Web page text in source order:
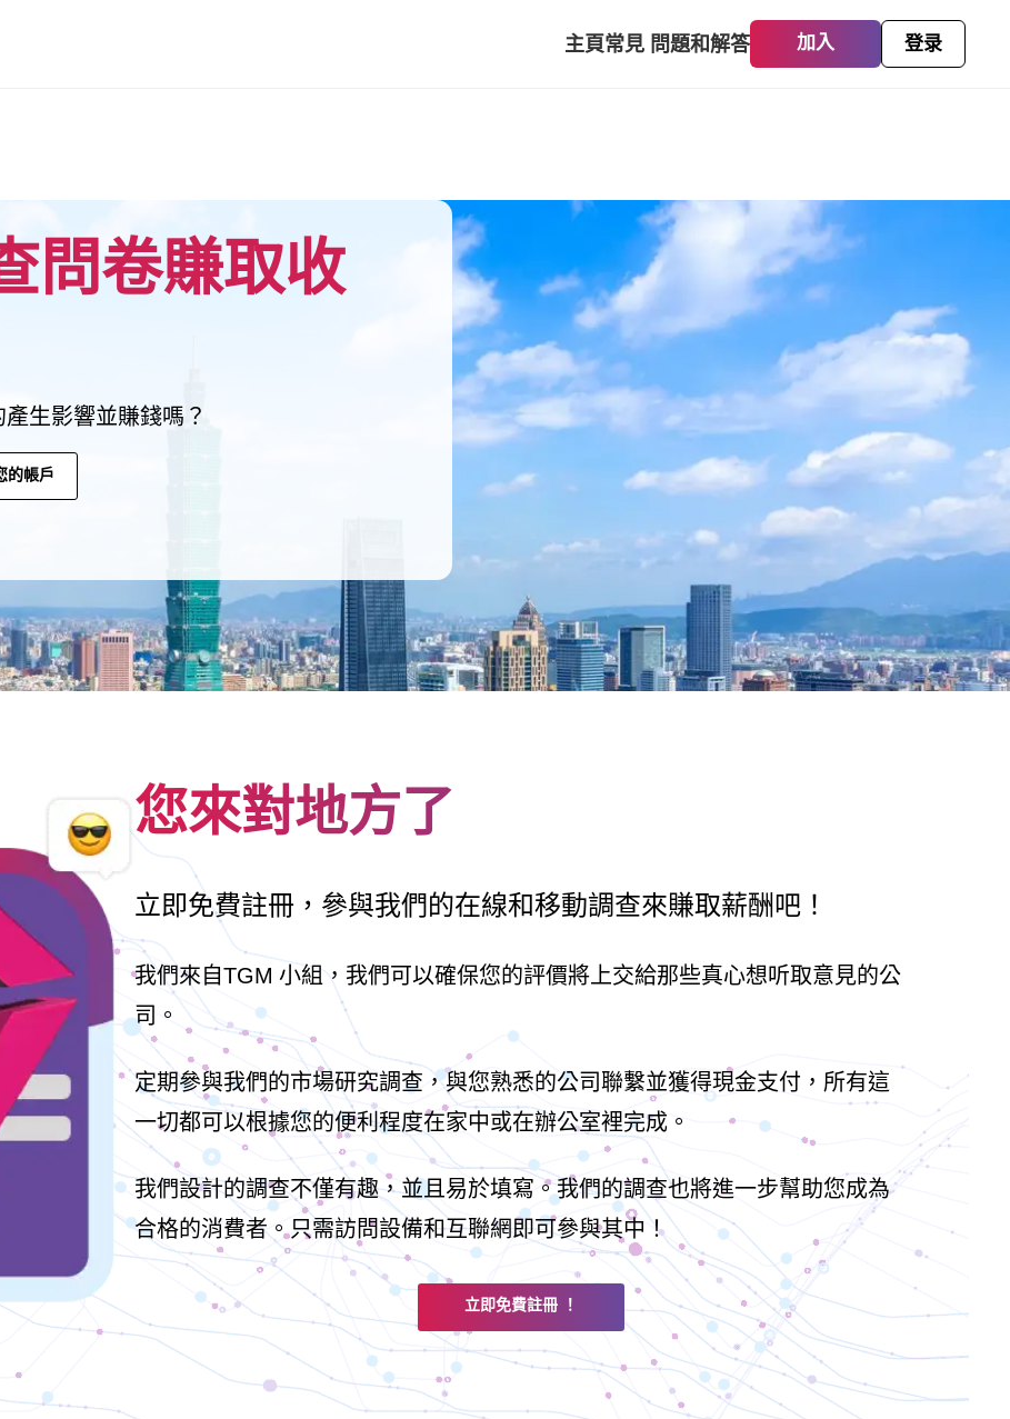
主頁常見 問題和解答 加入 登录
問卷賺取收
生影響並賺錢嗎？
的帳戶
您來對地方了
立即免費註冊，參與我們的在線和移動調查來賺取薪酬吧！
我們來自TGM 小組，我們可以確保您的評價將上交給那些真心想听取意見的公
司。
定期參與我們的市場研究調查，與您熟悉的公司聯繫並獲得現金支付，所有這
一切都可以根據您的便利程度在家中或在辦公室裡完成。
我們設計的調查不僅有趣，並且易於填寫。我們的調查也將進一步幫助您成為
合格的消費者。只需訪問設備和互聯網即可參與其中！
立即免費註冊 ！